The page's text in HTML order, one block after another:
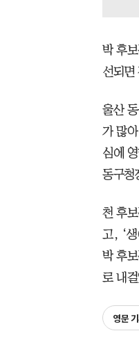
박 후
선되면
울산
가 많
심에
동구청
천 후
고, ‘
박 후
로 내
영문